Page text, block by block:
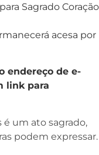
Sagrado Coração
acesa por
endereço de e-
link para
é um ato sagrado,
podem expressar.